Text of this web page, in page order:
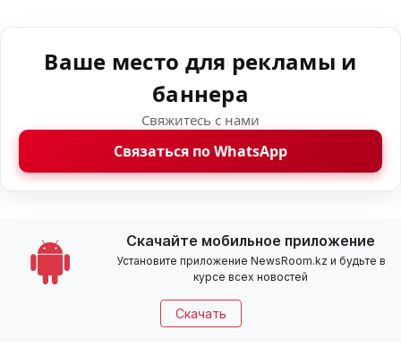
Ваше место для рекламы и
баннера
Свяжитесь с нами
Связаться по WhatsApp
Скачайте мобильное приложение
Установите приложение NewsRoom.kz и будьте в
курсе всех новостей
Скачать